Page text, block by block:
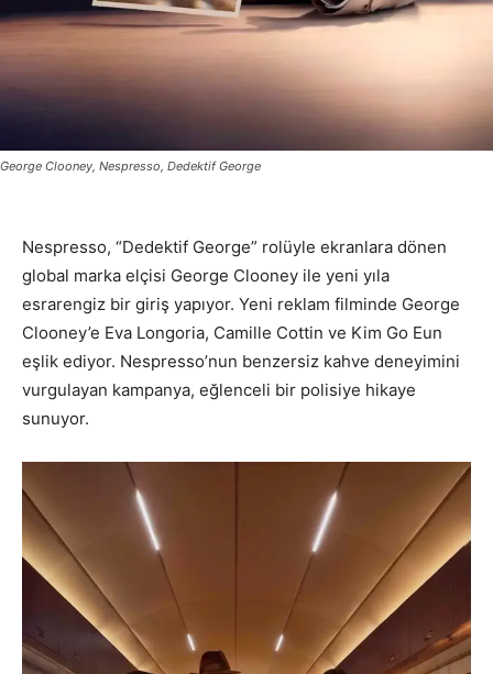
George Clooney, Nespresso, Dedektif George
Nespresso, “Dedektif George” rolüyle ekranlara dönen
global marka elçisi George Clooney ile yeni yıla
esrarengiz bir giriş yapıyor. Yeni reklam filminde George
Clooney’e Eva Longoria, Camille Cottin ve Kim Go Eun
eşlik ediyor. Nespresso’nun benzersiz kahve deneyimini
vurgulayan kampanya, eğlenceli bir polisiye hikaye
sunuyor.